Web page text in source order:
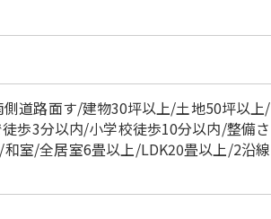
道路面す/建物30坪以上/土地50坪以上/
歩3分以内/小学校徒歩10分以内/整備さ
室/全居室6畳以上/LDK20畳以上/2沿線